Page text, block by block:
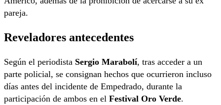
pareja.
Reveladores antecedentes
Según el periodista Sergio Marabolí, tras acceder a un
parte policial, se consignan hechos que ocurrieron incluso
días antes del incidente de Empedrado, durante la
participación de ambos en el Festival Oro Verde.